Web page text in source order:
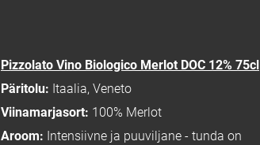
Pizzolato Vino Biologico Merlot DOC 12% 75cl
Päritolu: Itaalia, Veneto
Viinamarjasort: 100% Merlot
Aroom: Intensiivne ja puuviljane - tunda on